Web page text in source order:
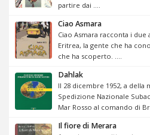
partire dai ....
Ciao Asmara
Ciao Asmara racconta i due
Eritrea, la gente che ha
che ha scoperto. ....
Dahlak
Il 28 dicembre 1952, a della
Spedizione Nazionale
Mar Rosso al comando di
Il fiore di Merara